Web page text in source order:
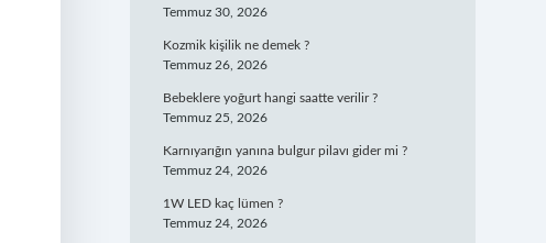
Temmuz 30, 2026
Kozmik kişilik ne demek ?
Temmuz 26, 2026
Bebeklere yoğurt hangi saatte verilir ?
Temmuz 25, 2026
Karnıyarığın yanına bulgur pilavı gider mi ?
Temmuz 24, 2026
1W LED kaç lümen ?
Temmuz 24, 2026